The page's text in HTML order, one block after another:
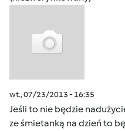
wt., 07/23/2013 - 16:35
Jeśli to nie będzie
ze śmietanką na dzień to